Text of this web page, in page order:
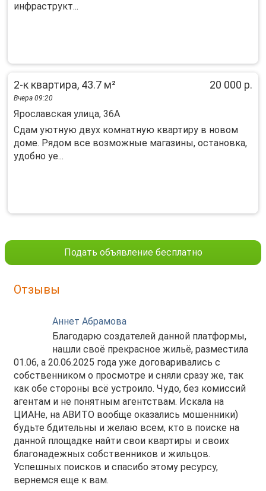
инфраструкт...
2-к квартира, 43.7 м² 20 000 р.
Вчера 09:20
Ярославская улица, 36А
Сдам уютную двух комнатную квартиру в новом
доме. Рядом все возможные магазины, остановка,
удобно уе...
Подать объявление бесплатно
Отзывы
Аннет Абрамова
Благодарю создателей данной платформы,
нашли своё прекрасное жильё, разместила
01.06, а 20.06.2025 года уже договаривались с
собственником о просмотре и сняли сразу же, так
как обе стороны всё устроило. Чудо, без комиссий
агентам и не понятным агентствам. Искала на
ЦИАНе, на АВИТО вообще оказались мошенники)
будьте бдительны и желаю всем, кто в поиске на
данной площадке найти свои квартиры и своих
благонадежных собственников и жильцов.
Успешных поисков и спасибо этому ресурсу,
вернемся еще к вам.